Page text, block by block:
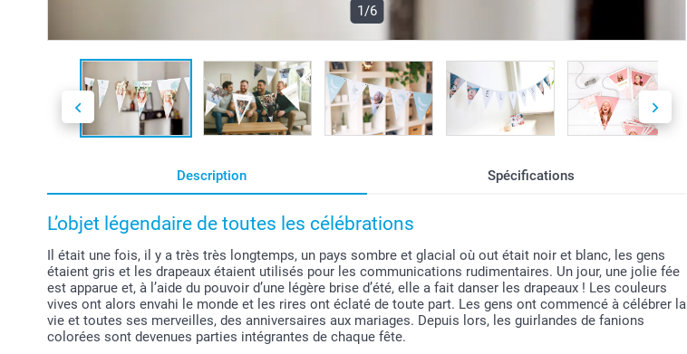
1/6
Description Spécifications
L’objet légendaire de toutes les célébrations
Il était une fois, il y a très très longtemps, un pays sombre et glacial où out était noir et blanc, les gens
étaient gris et les drapeaux étaient utilisés pour les communications rudimentaires. Un jour, une jolie fée
est apparue et, à l’aide du pouvoir d’une légère brise d’été, elle a fait danser les drapeaux ! Les couleurs
vives ont alors envahi le monde et les rires ont éclaté de toute part. Les gens ont commencé à célébrer la
vie et toutes ses merveilles, des anniversaires aux mariages. Depuis lors, les guirlandes de fanions
colorées sont devenues parties intégrantes de chaque fête.